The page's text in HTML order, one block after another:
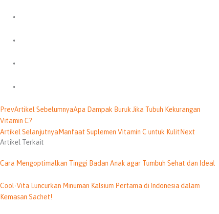
PrevArtikel SebelumnyaApa Dampak Buruk Jika Tubuh Kekurangan
Vitamin C?
Artikel Selanjutnya Manfaat Suplemen Vitamin C untuk Kulit Next
Artikel Terkait
Cara Mengoptimalkan Tinggi Badan Anak agar Tumbuh Sehat dan Ideal
Cool-Vita Luncurkan Minuman Kalsium Pertama di Indonesia dalam
Kemasan Sachet!